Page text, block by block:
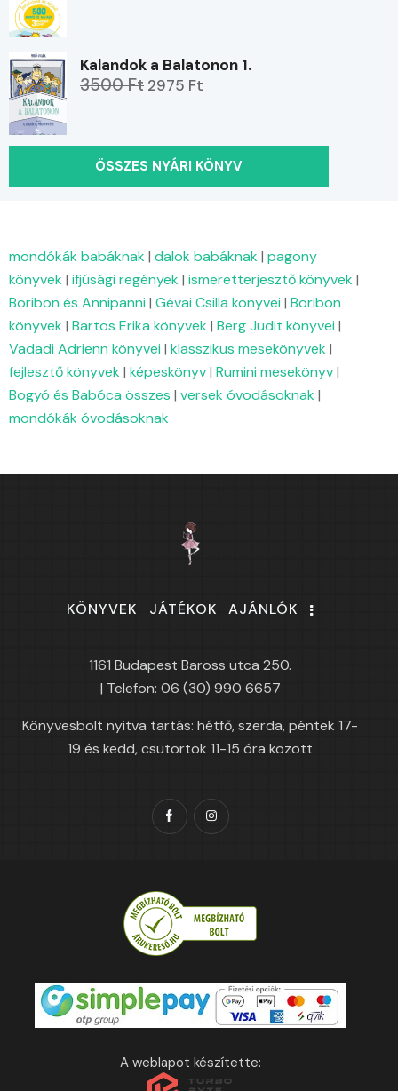
Kalandok a Balatonon 1.
3500 Ft 2975 Ft
ÖSSZES NYÁRI KÖNYV
mondókák babáknak | dalok babáknak | pagony
könyvek | ifjúsági regények | ismeretterjesztő könyvek |
Boribon és Annipanni | Gévai Csilla könyvei | Boribon
könyvek | Bartos Erika könyvek | Berg Judit könyvei |
Vadadi Adrienn könyvei | klasszikus mesekönyvek |
fejlesztő könyvek | képeskönyv| Rumini mesekönyv|
Bogyó és Babóca összes | versek óvodásoknak |
mondókák óvodásoknak
KÖNYVEK JÁTÉKOK AJÁNLÓK
1161 Budapest Baross utca 250.
| Telefon: 06 (30) 990 6657
Könyvesbolt nyitva tartás: hétfő, szerda, péntek 17-
19 és kedd, csütörtök 11-15 óra között
A weblapot készítette: